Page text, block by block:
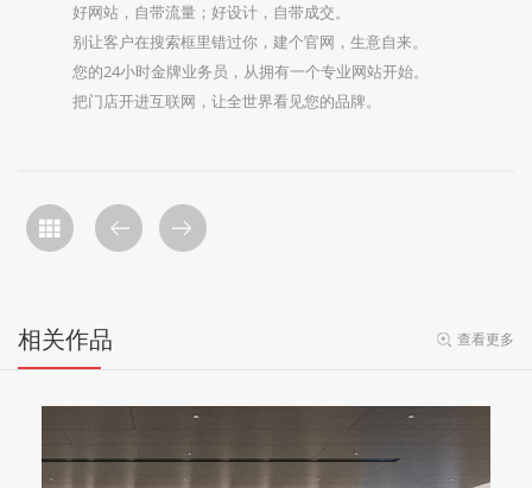
好网站，自带流量；好设计，自带成交。
别让客户在搜索框里错过你，建个官网，生意自来。
您的24小时金牌业务员，从拥有一个专业网站开始。
把门店开进互联网，让全世界看见您的品牌。
相关作品 查看更多